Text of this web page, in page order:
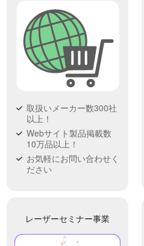
取扱いメーカー数300社
以上！
Webサイト製品掲載数
10万品以上！
お気軽にお問い合わせく
ださい
レーザーセミナー事業